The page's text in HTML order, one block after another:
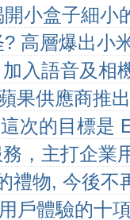
小盒子細小
高層爆出小
入語音及相
果供應商推
次的目標是
，主打企業
禮物, 今後不
戶體驗的十